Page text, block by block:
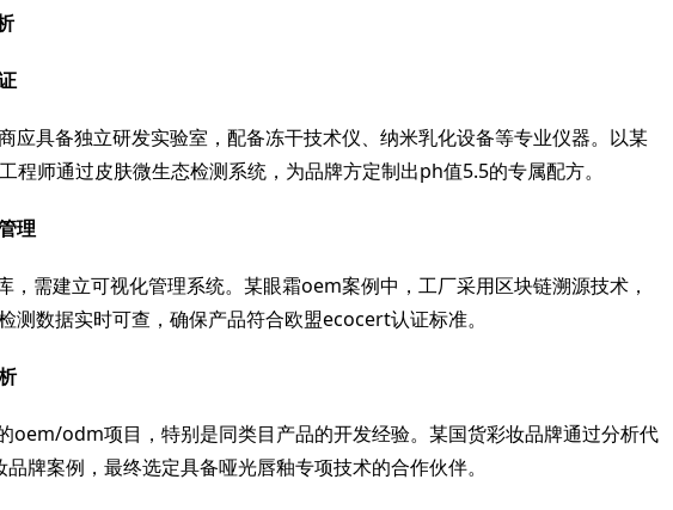
应具备独立研发实验室，配备冻干技术仪、纳米乳化设备等专业仪器。以某
程师通过皮肤微生态检测系统，为品牌方定制出ph值5.5的专属配方。
理
，需建立可视化管理系统。某眼霜oem案例中，工厂采用区块链溯源技术，
测数据实时可查，确保产品符合欧盟ecocert认证标准。
oem/odm项目，特别是同类目产品的开发经验。某国货彩妆品牌通过分析代
牌案例，最终选定具备哑光唇釉专项技术的合作伙伴。